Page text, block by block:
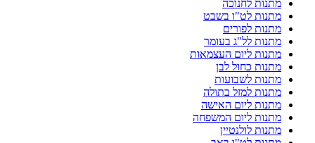
מתנות לחנוכה
מתנות לט"ו בשבט
מתנות לפורים
מתנות לל"ג בעומר
מתנות ליום העצמאות
מתנות כחול לבן
מתנות לשבועות
מתנות למזל בתולה
מתנות ליום האישה
מתנות ליום המשפחה
מתנות לולנטיין